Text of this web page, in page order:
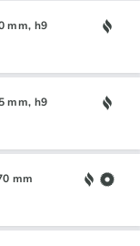
mm, h9
mm, h9
mm